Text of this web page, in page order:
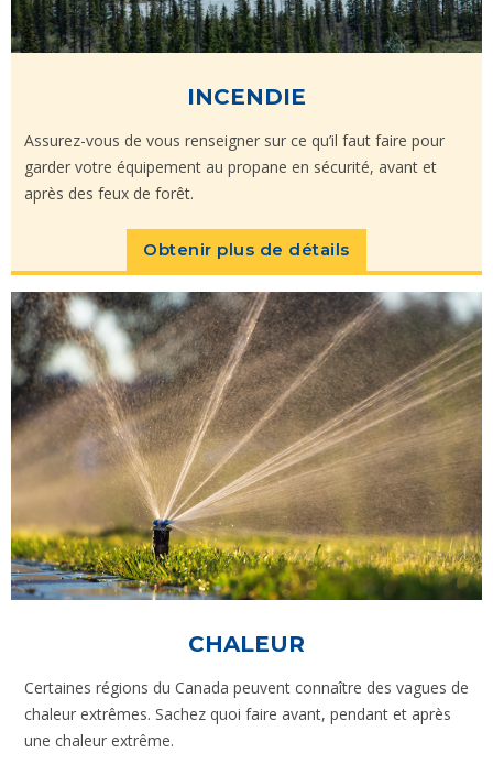
INCENDIE
Assurez-vous de vous renseigner sur ce qu’il faut faire pour
garder votre équipement au propane en sécurité, avant et
après des feux de forêt.
Obtenir plus de détails
CHALEUR
Certaines régions du Canada peuvent connaître des vagues de
chaleur extrêmes. Sachez quoi faire avant, pendant et après
une chaleur extrême.